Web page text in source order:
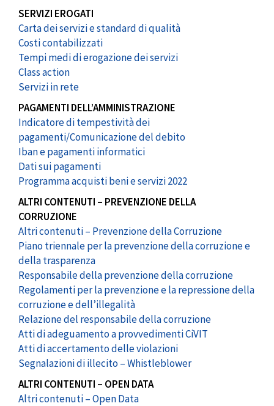
SERVIZI EROGATI
Carta dei servizi e standard di qualità
Costi contabilizzati
Tempi medi di erogazione dei servizi
Class action
Servizi in rete
PAGAMENTI DELL’AMMINISTRAZIONE
Indicatore di tempestività dei
pagamenti/Comunicazione del debito
Iban e pagamenti informatici
Dati sui pagamenti
Programma acquisti beni e servizi 2022
ALTRI CONTENUTI – PREVENZIONE DELLA
CORRUZIONE
Altri contenuti – Prevenzione della Corruzione
Piano triennale per la prevenzione della corruzione e
della trasparenza
Responsabile della prevenzione della corruzione
Regolamenti per la prevenzione e la repressione della
corruzione e dell’illegalità
Relazione del responsabile della corruzione
Atti di adeguamento a provvedimenti CiVIT
Atti di accertamento delle violazioni
Segnalazioni di illecito – Whistleblower
ALTRI CONTENUTI – OPEN DATA
Altri contenuti – Open Data